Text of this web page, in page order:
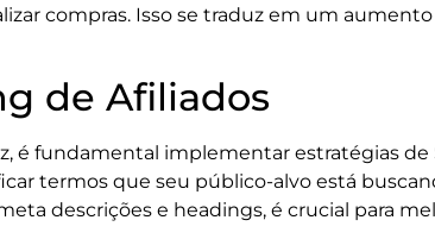
compras. Isso se traduz em um
de Afiliados
é fundamental implementar estratégias de
termos que seu público-alvo está
descrições e headings, é crucial para